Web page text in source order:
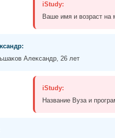
iStudy:
Ваше имя и возраст на
Алеĸсандр, 26 лет
iStudy:
Название Вуза и